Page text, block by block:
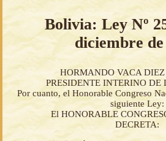
Bolivia: Ley Nº
diciembre de
HORMANDO VACA
PRESIDENTE INTERINO DE
Por cuanto, el Honorable Congreso
siguiente Ley:
El HONORABLE
DECRETA: